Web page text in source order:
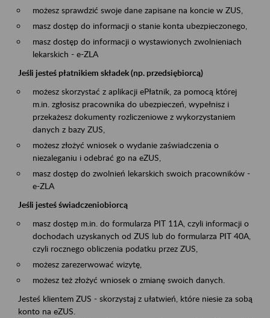
możesz sprawdzić swoje dane zapisane na koncie w ZUS,
masz dostęp do informacji o stanie konta ubezpieczonego,
masz dostęp do informacji o wystawionych zwolnieniach
lekarskich - e-ZLA
Jeśli jesteś płatnikiem składek (np. przedsiębiorcą)
możesz skorzystać z aplikacji ePłatnik, za pomocą której
m.in. zgłosisz pracownika do ubezpieczeń, wypełnisz i
przekażesz dokumenty rozliczeniowe z wykorzystaniem
danych z bazy ZUS,
możesz złożyć wniosek o wydanie zaświadczenia o
niezaleganiu i odebrać go na eZUS,
masz dostęp do zwolnień lekarskich swoich pracowników -
e-ZLA
Jeśli jesteś świadczeniobiorcą
masz dostęp m.in. do formularza PIT 11A, czyli informacji o
dochodach uzyskanych od ZUS lub do formularza PIT 40A,
czyli rocznego obliczenia podatku przez ZUS,
możesz zarezerwować wizytę,
możesz też złożyć wniosek o zmianę swoich danych.
Jesteś klientem ZUS - skorzystaj z ułatwień, które niesie za sobą
konto na eZUS.